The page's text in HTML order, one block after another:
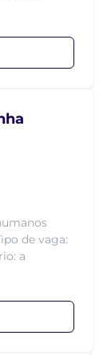
de vaga:
a